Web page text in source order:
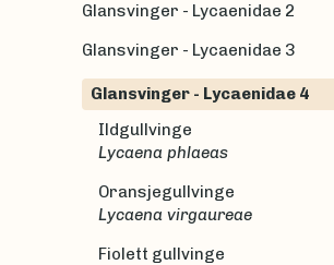
Glansvinger - Lycaenidae 2
Glansvinger - Lycaenidae 3
Glansvinger - Lycaenidae 4
Ildgullvinge
Lycaena phlaeas
Oransjegullvinge
Lycaena virgaureae
Fiolett gullvinge